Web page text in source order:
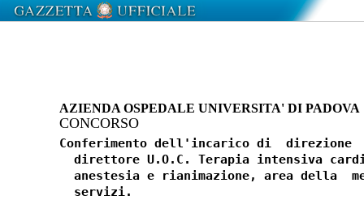
AZIENDA OSPEDALE UNIVERSITA' DI PADOVA
CONCORSO
Conferimento dell'incarico di
direttore U.O.C. Terapia intensiva
anestesia e rianimazione, area della